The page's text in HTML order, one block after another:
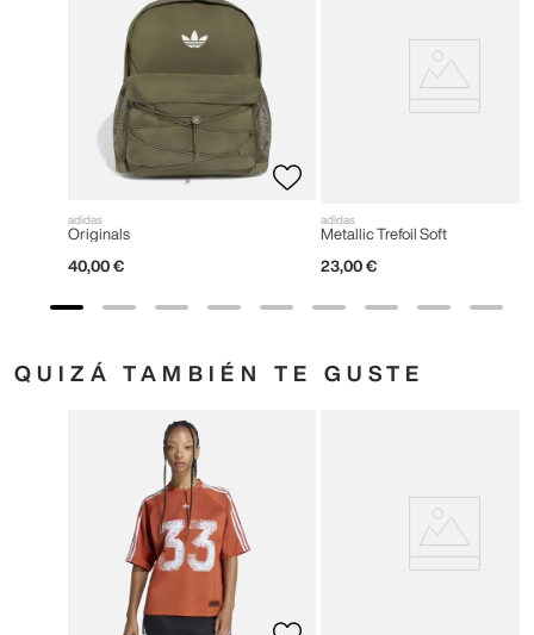
adidas
Originals
40,00 €
adidas
Metallic Trefoil Soft
23,00 €
QUIZÁ TAMBIÉN TE GUSTE